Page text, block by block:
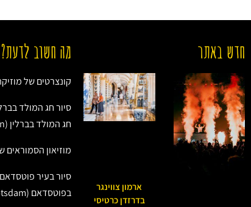
חדש באתר
ארמון צווינגר
בדרזדן כרטיסי
מה חשוב לדעת?
קונצרטים של
סיור חג המולד
חג המולד בברלין (Berlin)
מוזיאון הסמוראים
סיור בעיר
בפוטסדאם (Potsdam) יוצא מברלין